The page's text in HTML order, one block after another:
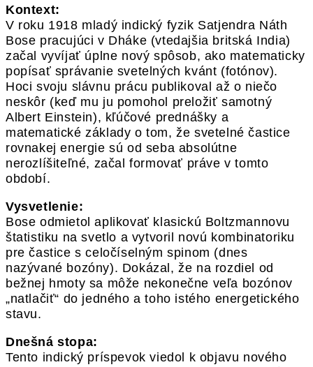
Kontext:
V roku 1918 mladý indický fyzik Satjendra Náth
Bose pracujúci v Dháke (vtedajšia britská India)
začal vyvíjať úplne nový spôsob, ako matematicky
popísať správanie svetelných kvánt (fotónov).
Hoci svoju slávnu prácu publikoval až o niečo
neskôr (keď mu ju pomohol preložiť samotný
Albert Einstein), kľúčové prednášky a
matematické základy o tom, že svetelné častice
rovnakej energie sú od seba absolútne
nerozlíšiteľné, začal formovať práve v tomto
období.
Vysvetlenie:
Bose odmietol aplikovať klasickú Boltzmannovu
štatistiku na svetlo a vytvoril novú kombinatoriku
pre častice s celočíselným spinom (dnes
nazývané bozóny). Dokázal, že na rozdiel od
bežnej hmoty sa môže nekonečne veľa bozónov
„natlačiť“ do jedného a toho istého energetického
stavu.
Dnešná stopa:
Tento indický príspevok viedol k objavu nového